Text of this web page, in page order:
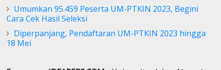
Umumkan 95.459 Peserta UM-PTKIN 2023, Begini
Cara Cek Hasil Seleksi
Diperpanjang, Pendaftaran UM-PTKIN 2023 hingga
18 Mei